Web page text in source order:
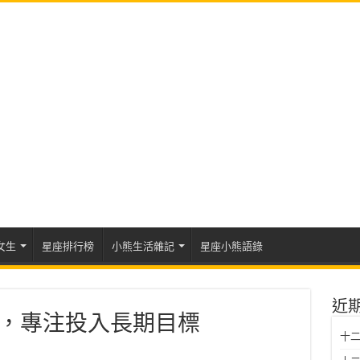
生 星座排行榜 小熊生活雜記 星座小熊語錄
專注投入長期目標
近
十